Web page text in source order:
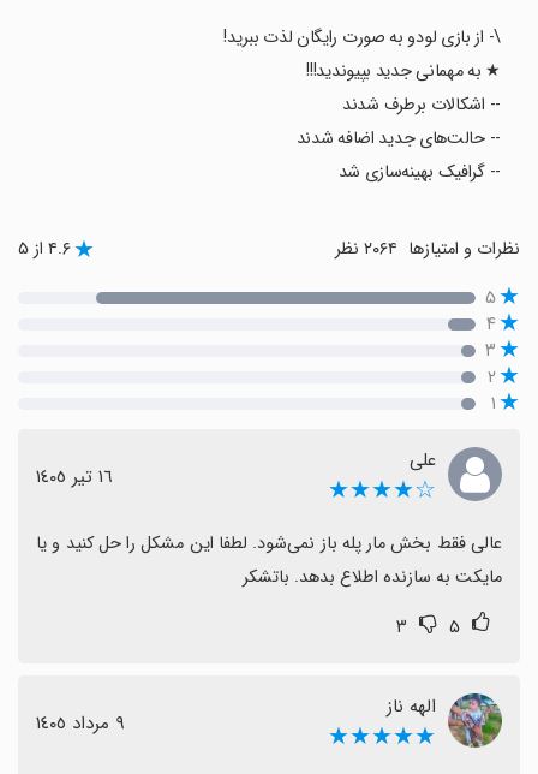
\- از بازی لودو به صورت رایگان لذت ببرید!
★ به مهمانی جدید بپیوندید!!!
-- اشکالات برطرف شدند
-- حالت‌های جدید اضافه شدند
-- گرافیک بهینه‌سازی شد
نظرات و امتیازها ۴.۶ از ۵
۵
۴
۳
۲
۱
علی
☆★★★★ ١٦ تیر ١٤٠٥
مایکت به سازنده اطلاع بدهد. باتشکر
۵ ۳
الهه ناز
★★★★★ ٩ مرداد ١٤٠٥